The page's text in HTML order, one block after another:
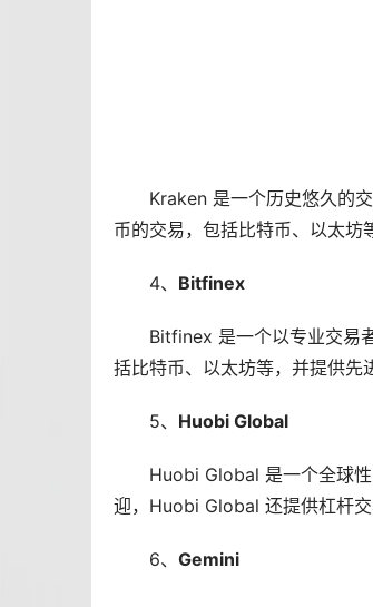
Kraken 是一个历史悠久的
币的交易，包括比特币、以太坊
4、 Bitfinex
Bitfinex 是一个以专业交易
括比特币、以太坊等，并提供先
5、 Huobi Global
Huobi Global 是一个全球
迎，Huobi Global 还提供杠杆交
6、 Gemini